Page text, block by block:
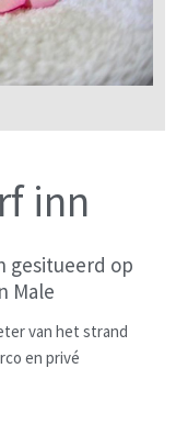
inn
gesitueerd op
Male
van het strand
en privé